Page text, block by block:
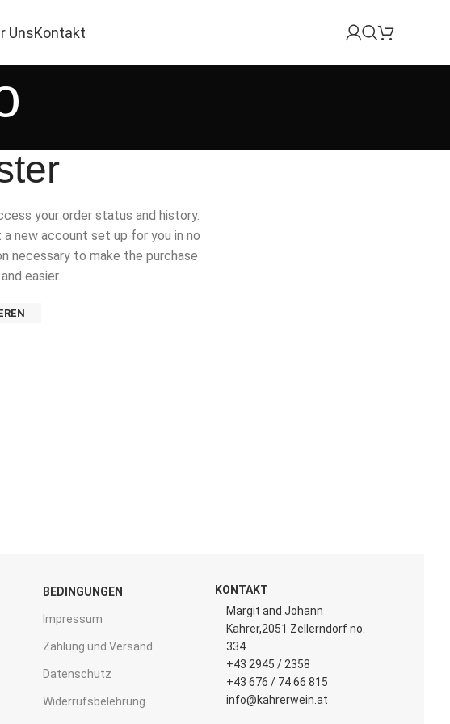
UnsKontakt
your order status and history.
new account set up for you in no
necessary to make the purchase
easier.
BEDINGUNGEN
Impressum
Zahlung und Versand
Datenschutz
Widerrufsbelehrung
KONTAKT
Margit and Johann
Kahrer,2051 Zellerndorf no.
334
+43 2945 / 2358
+43 676 / 74 66 815
info@kahrerwein.at